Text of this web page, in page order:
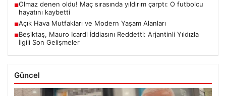
■Olmaz denen oldu! Maç sırasında yıldırım çarptı: O futbolcu
hayatını kaybetti
■Açık Hava Mutfakları ve Modern Yaşam Alanları
■Beşiktaş, Mauro Icardi İddiasını Reddetti: Arjantinli Yıldızla
İlgili Son Gelişmeler
Güncel